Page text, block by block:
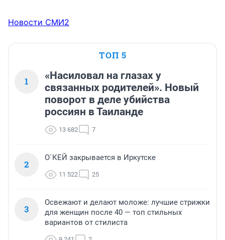
Новости СМИ2
ТОП 5
1
«Насиловал на глазах у
связанных родителей». Новый
поворот в деле убийства
россиян в Таиланде
13 682 7
2
О`КЕЙ закрывается в Иркутске
11 522 25
3
Освежают и делают моложе: лучшие стрижки
для женщин после 40 — топ стильных
вариантов от стилиста